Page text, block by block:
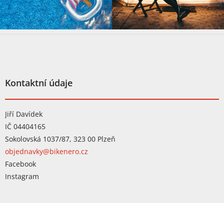
Kontaktní údaje
Jiří Davídek
IČ 04404165
Sokolovská 1037/87, 323 00 Plzeň
objednavky@bikenero.cz
Facebook
Instagram